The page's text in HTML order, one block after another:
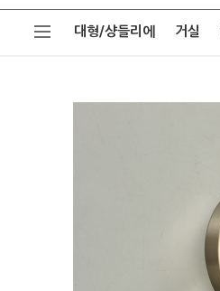
대형/샹들리에 거실